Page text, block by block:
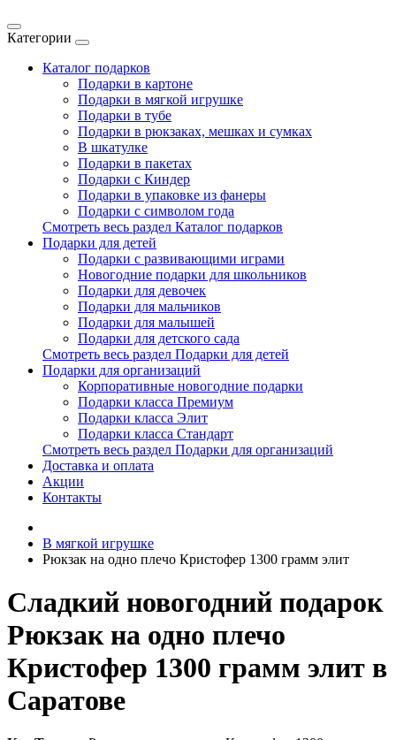
Категории
Каталог подарков
Подарки в картоне
Подарки в мягкой игрушке
Подарки в тубе
Подарки в рюкзаках, мешках и сумках
В шкатулке
Подарки в пакетах
Подарки с Киндер
Подарки в упаковке из фанеры
Подарки с символом года
Смотреть весь раздел Каталог подарков
Подарки для детей
Подарки с развивающими играми
Новогодние подарки для школьников
Подарки для девочек
Подарки для мальчиков
Подарки для малышей
Подарки для детского сада
Смотреть весь раздел Подарки для детей
Подарки для организаций
Корпоративные новогодние подарки
Подарки класса Премиум
Подарки класса Элит
Подарки класса Стандарт
Смотреть весь раздел Подарки для организаций
Доставка и оплата
Акции
Контакты
В мягкой игрушке
Рюкзак на одно плечо Кристофер 1300 грамм элит
Сладкий новогодний подарок
Рюкзак на одно плечо
Кристофер 1300 грамм элит в
Саратове